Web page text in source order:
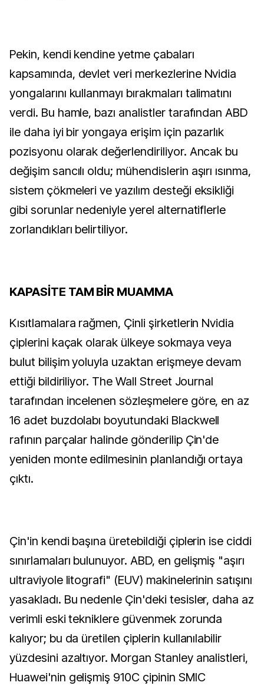
Pekin, kendi kendine yetme çabaları
kapsamında, devlet veri merkezlerine Nvidia
yongalarını kullanmayı bırakmaları talimatını
verdi. Bu hamle, bazı analistler tarafından ABD
ile daha iyi bir yongaya erişim için pazarlık
pozisyonu olarak değerlendiriliyor. Ancak bu
değişim sancılı oldu; mühendislerin aşırı ısınma,
sistem çökmeleri ve yazılım desteği eksikliği
gibi sorunlar nedeniyle yerel alternatiflerle
zorlandıkları belirtiliyor.
KAPASİTE TAM BİR MUAMMA
Kısıtlamalara rağmen, Çinli şirketlerin Nvidia
çiplerini kaçak olarak ülkeye sokmaya veya
bulut bilişim yoluyla uzaktan erişmeye devam
ettiği bildiriliyor. The Wall Street Journal
tarafından incelenen sözleşmelere göre, en az
16 adet buzdolabı boyutundaki Blackwell
rafının parçalar halinde gönderilip Çin'de
yeniden monte edilmesinin planlandığı ortaya
çıktı.
Çin'in kendi başına üretebildiği çiplerin ise ciddi
sınırlamaları bulunuyor. ABD, en gelişmiş "aşırı
ultraviyole litografi" (EUV) makinelerinin satışını
yasakladı. Bu nedenle Çin'deki tesisler, daha az
verimli eski tekniklere güvenmek zorunda
kalıyor; bu da üretilen çiplerin kullanılabilir
yüzdesini azaltıyor. Morgan Stanley analistleri,
Huawei'nin gelişmiş 910C çipinin SMIC